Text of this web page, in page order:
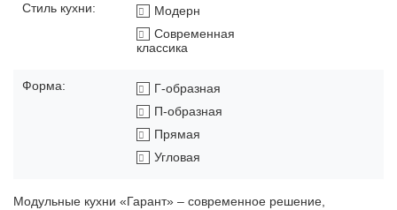
Стиль кухни:
Модерн
Современная
классика
Форма:
Г-образная
П-образная
Прямая
Угловая
Модульные кухни «Гарант» – современное решение,